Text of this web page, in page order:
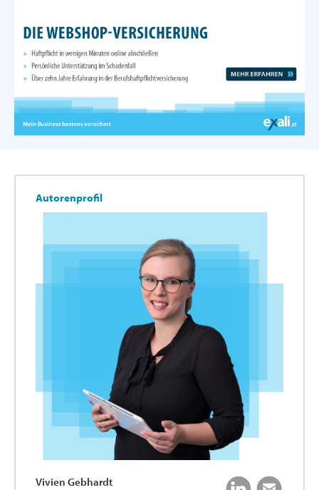
Autorenprofil
Vivien Gebhardt